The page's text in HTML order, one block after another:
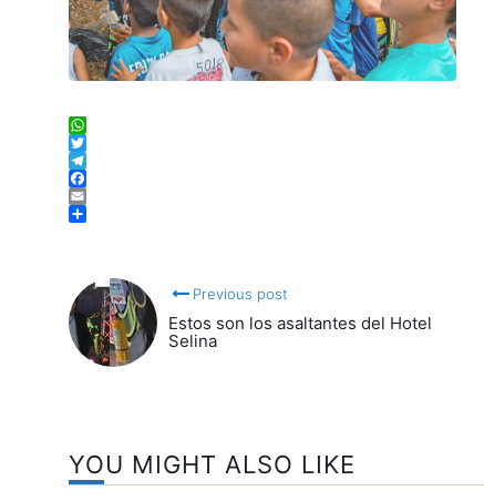
WhatsApp
Twitter
Telegram
Facebook
Email
Previous post
Estos son los asaltantes del Hotel
Selina
YOU MIGHT ALSO LIKE